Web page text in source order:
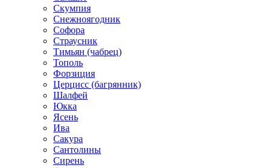
Скумпия
Снежноягодник
Софора
Страусник
Тимьян (чабрец)
Тополь
Форзиция
Церцисс (багрянник)
Шалфей
Юкка
Ясень
Ива
Сакура
Сантолины
Сирень